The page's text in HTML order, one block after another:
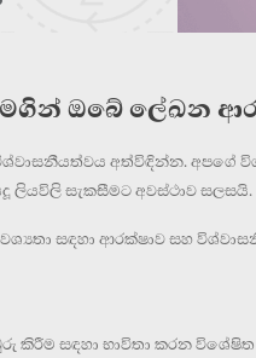
ඔබේ ලේඛන
අත්විඳින්න.
සැකසීමට අවස්ථාව සලසයි.
සඳහා ආරක්ෂාව සහ
සඳහා භාවිතා කරන